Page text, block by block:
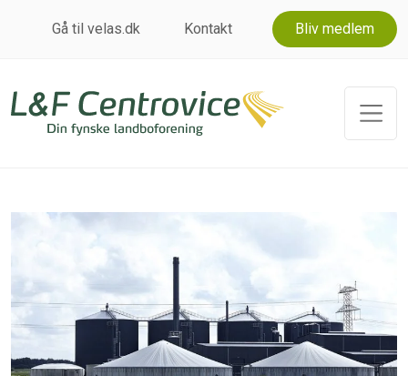
Gå til velas.dk Kontakt Bliv medlem